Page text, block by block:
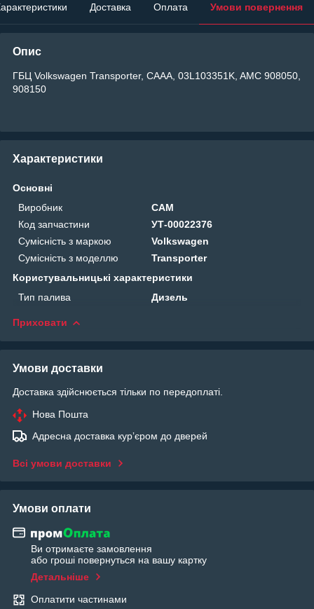
Доставка Оплата Умови повернення
Опис
ГБЦ Volkswagen Transporter, CAAA, 03L103351K, AMC 908050,
908150
Характеристики
Основні
Виробник
CAM
Код запчастини
УТ-00022376
Сумісність з маркою
Volkswagen
Сумісність з моделлю
Transporter
Користувальницькі характеристики
Тип палива
Дизель
Приховати
Умови доставки
Доставка здійснюється тільки по передоплаті.
Нова Пошта
Адресна доставка курʼєром до дверей
Всі умови доставки
Умови оплати
Ви отримаєте замовлення
або гроші повернуться на вашу картку
Детальніше
Оплатити частинами